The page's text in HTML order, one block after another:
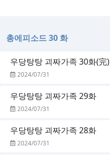
총에피소드 30 화
우당탕탕 괴짜가족 30화(完)
2024/07/31
우당탕탕 괴짜가족 29화
2024/07/31
우당탕탕 괴짜가족 28화
2024/07/31